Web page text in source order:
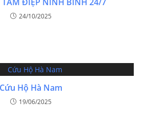
24/10/2025
Cứu Hộ Hà Nam
19/06/2025